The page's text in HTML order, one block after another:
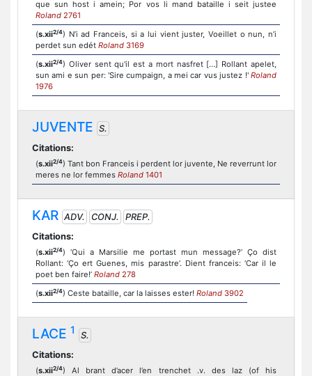
que sun host i amein; Por vos li mand bataille i seit justee
Roland 2761
(s.xii2/4) N’i ad Franceis, si a lui vient juster, Voeillet o nun, n’i
perdet sun edét Roland 3169
(s.xii2/4) Oliver sent qu'il est a mort nasfret […] Rollant apelet,
sun ami e sun per: 'Sire cumpaign, a mei car vus justez !' Roland
1976
JUVENTE S.
Citations:
(s.xii2/4) Tant bon Franceis i perdent lor juvente, Ne reverrunt lor
meres ne lor femmes Roland 1401
KAR ADV. CONJ.
PREP.
Citations:
(s.xii2/4) ‘Qui a Marsilie me portast mun message?’ Ço dist
Rollant: ‘Ço ert Guenes, mis parastre’. Dient franceis: ‘Car il le
poet ben faire!’ Roland 278
(s.xii2/4) Ceste bataille, car la laisses ester! Roland 3902
LACE 1
S.
Citations:
(s.xii2/4) Al brant d’acer l’en trenchet .v. des laz (of his